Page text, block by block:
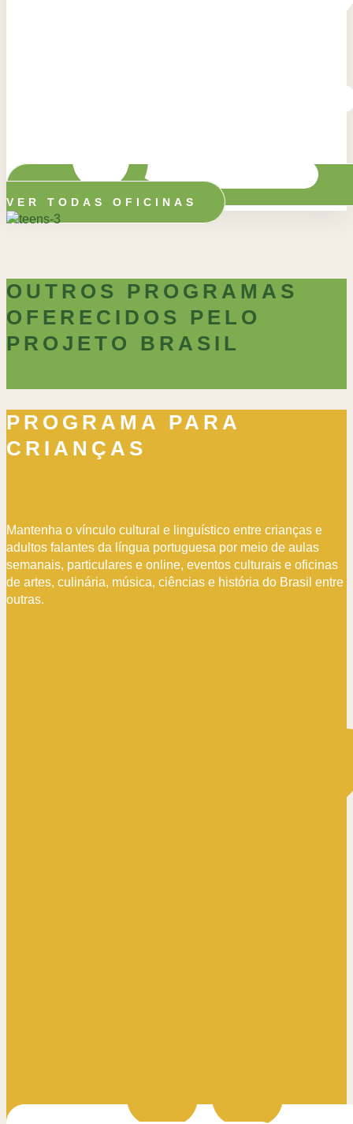
VER TODAS OFICINAS
OUTROS PROGRAMAS
OFERECIDOS PELO
PROJETO BRASIL
PROGRAMA PARA
CRIANÇAS
Mantenha o vínculo cultural e linguístico entre crianças e
adultos falantes da língua portuguesa por meio de aulas
semanais, particulares e online, eventos culturais e oficinas
de artes, culinária, música, ciências e história do Brasil entre
outras.